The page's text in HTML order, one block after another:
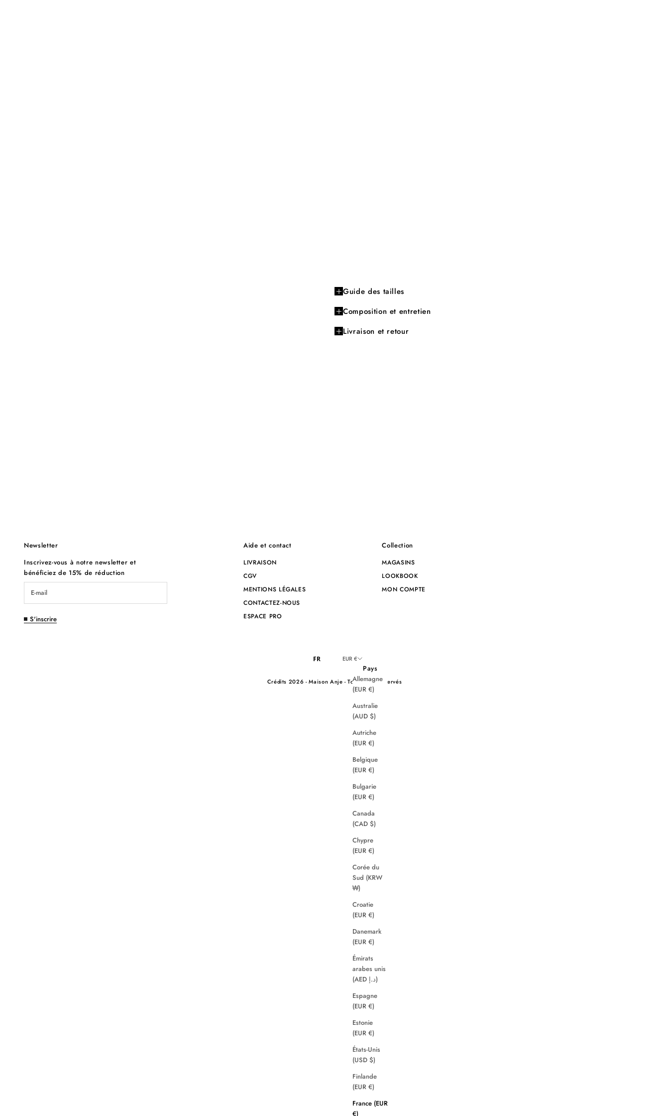
Guide des tailles
Composition et entretien
Livraison et retour
Newsletter
Inscrivez-vous à notre newsletter et
bénéficiez de 15% de réduction
S'inscrire
Aide et contact
LIVRAISON
CGV
MENTIONS LÉGALES
CONTACTEZ-NOUS
ESPACE PRO
Collection
MAGASINS
LOOKBOOK
MON COMPTE
FR EUR €
Pays
Allemagne
(EUR €)
Australie
(AUD $)
Autriche
(EUR €)
Belgique
(EUR €)
Bulgarie
(EUR €)
Canada
(CAD $)
Chypre
(EUR €)
Corée du
Sud (KRW
₩)
Croatie
(EUR €)
Danemark
(EUR €)
Émirats
arabes unis
(AED د.إ)
Espagne
(EUR €)
Estonie
(EUR €)
États-Unis
(USD $)
Finlande
(EUR €)
France (EUR
€)
Crédits 2026 - Maison Anje - Tous droits réservés